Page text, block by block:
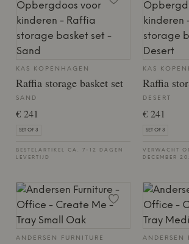
KAS KOPENHAGEN
Raffia storage basket set
SAND
€ 241
SET OF 3
BESTELARTIKEL CA. 7-12 DAGEN
LEVERTIJD
KAS
Raffia
DESERT
€ 241
SET OF 3
VERWACHT
DECEMBER
ANDERSEN FURNITURE ANDERSEN